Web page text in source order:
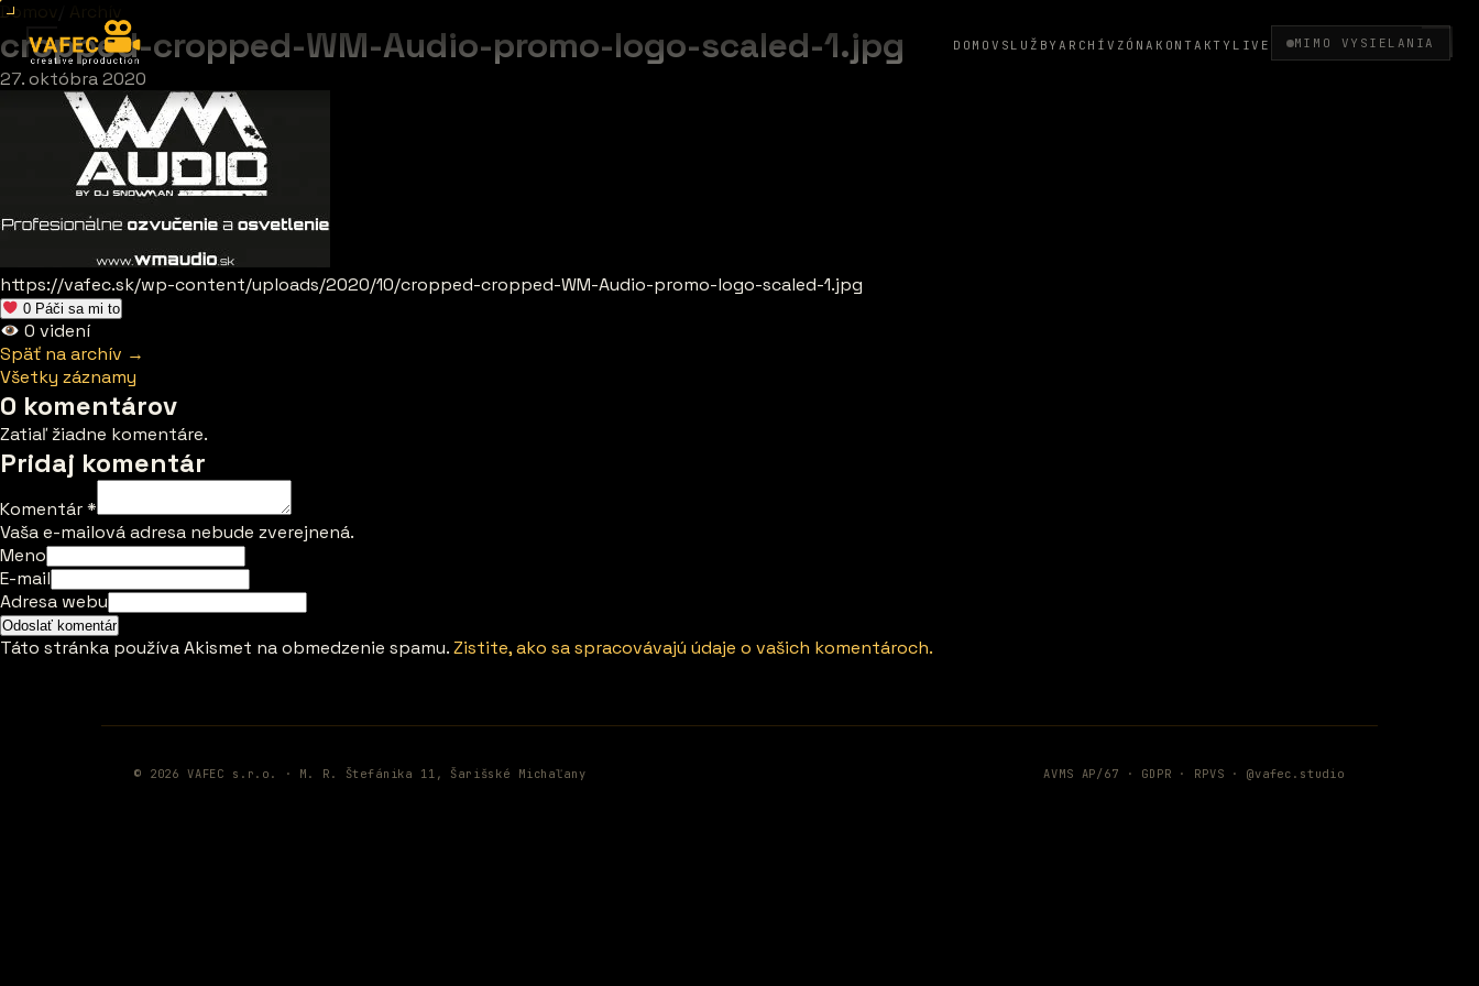
DOMOV SLUŽBY ARCHÍV ZÓNA KONTAKTY LIVE MIMO VYSIELANIA
Domov Archív
cropped-cropped-WM-Audio-promo-logo-scaled-1.jpg
27. októbra 2020
https://vafec.sk/wp-content/uploads/2020/10/cropped-cropped-WM-Audio-promo-logo-scaled-1.jpg
0 Páči sa mi to
0 videní
Späť na archív →
Všetky záznamy
0 komentárov
Zatiaľ žiadne komentáre.
Pridaj komentár
Komentár*
Vaša e-mailová adresa nebude zverejnená.
Meno
E-mail
Adresa webu
Táto stránka používa Akismet na obmedzenie spamu.Zistite, ako sa spracovávajú údaje o vašich komentároch.
© 2026 VAFEC s.r.o. · M. R. Štefánika 11, Šarišské Michaľany AVMS AP/67 · GDPR · RPVS ·@vafec.studio